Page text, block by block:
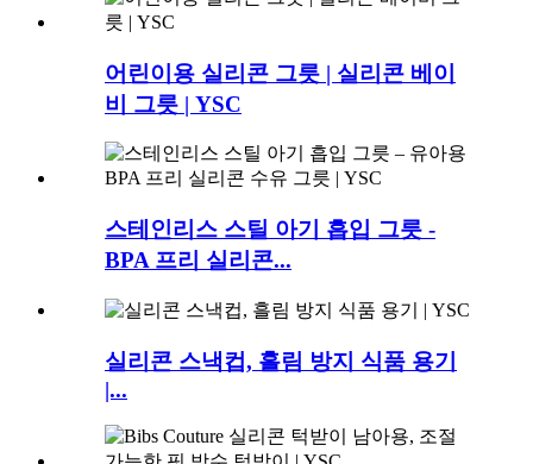
어린이용 실리콘 그릇 | 실리콘 베이
비 그릇 | YSC
스테인리스 스틸 아기 흡입 그릇 -
BPA 프리 실리콘...
실리콘 스낵컵, 흘림 방지 식품 용기
|...